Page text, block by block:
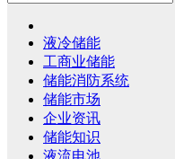
液冷储能
工商业储能
储能消防系统
储能市场
企业资讯
储能知识
液流电池